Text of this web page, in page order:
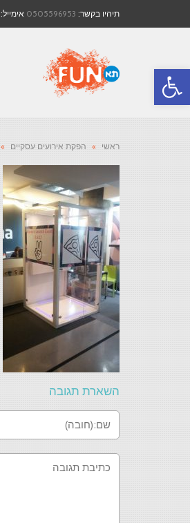
פתח סרגל נגישות
תיהיו בקשר: 0505596953 אימייל:
ראשי » הפקת אירועים עסקיים »
השארת תגובה